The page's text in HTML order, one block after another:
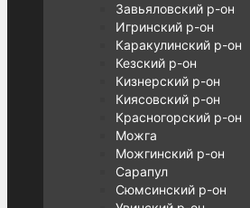
Завьяловский р-он
Игринский р-он
Каракулинский р-он
Кезский р-он
Кизнерский р-он
Киясовский р-он
Красногорский р-он
Можга
Можгинский р-он
Сарапул
Сюмсинский р-он